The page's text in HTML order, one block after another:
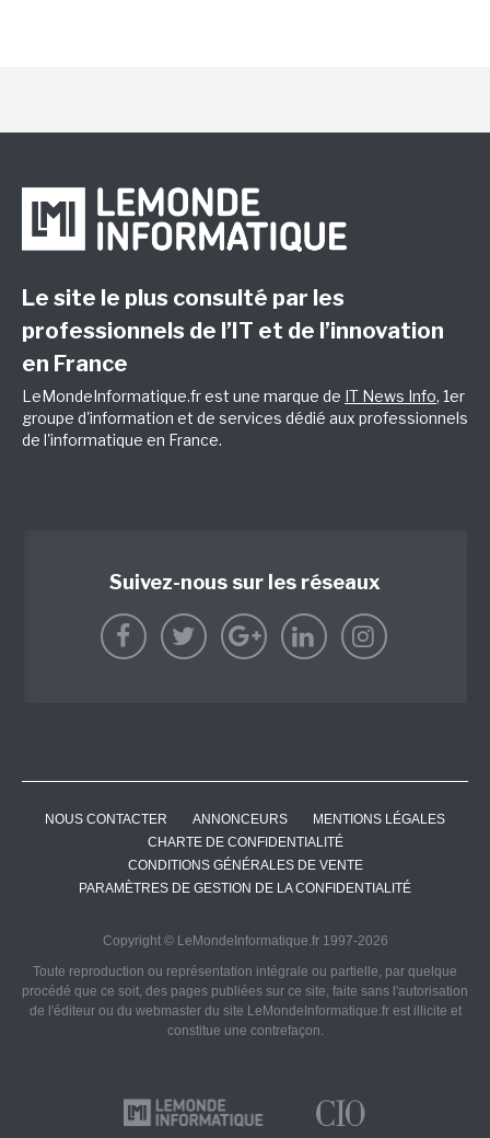
Le site le plus consulté par les
professionnels de l’IT et de l’innovation
en France
LeMondeInformatique.fr est une marque de IT News Info, 1er
groupe d'information et de services dédié aux professionnels
de l'informatique en France.
Suivez-nous sur les réseaux
NOUS CONTACTER ANNONCEURS
MENTIONS LÉGALES
CHARTE DE CONFIDENTIALITÉ
CONDITIONS GÉNÉRALES DE VENTE
PARAMÈTRES DE GESTION DE LA CONFIDENTIALITÉ
Copyright © LeMondeInformatique.fr 1997-2026
Toute reproduction ou représentation intégrale ou partielle, par quelque
procédé que ce soit, des pages publiées sur ce site, faite sans l'autorisation
de l'éditeur ou du webmaster du site LeMondeInformatique.fr est illicite et
constitue une contrefaçon.